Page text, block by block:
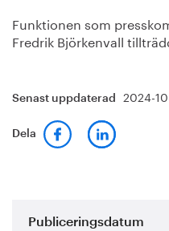
Funktionen som
Fredrik Björkenvall
Senast uppdaterad 2024-
Dela
Publiceringsdatum